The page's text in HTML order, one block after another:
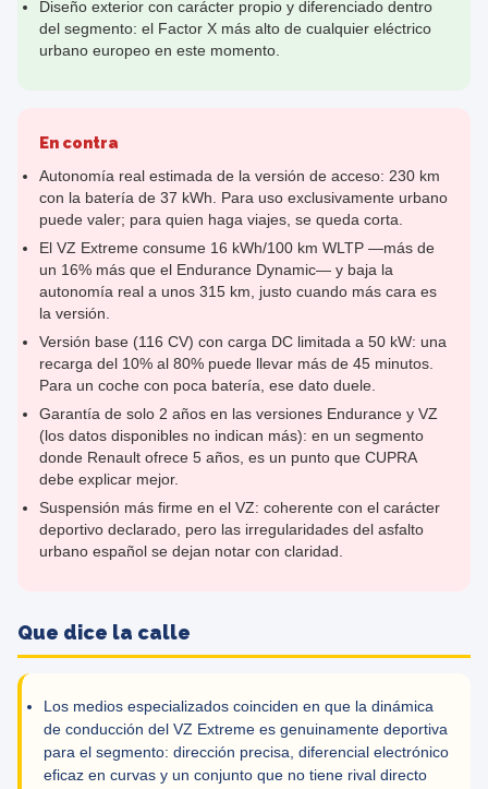
Diseño exterior con carácter propio y diferenciado dentro
del segmento: el Factor X más alto de cualquier eléctrico
urbano europeo en este momento.
En contra
Autonomía real estimada de la versión de acceso: 230 km
con la batería de 37 kWh. Para uso exclusivamente urbano
puede valer; para quien haga viajes, se queda corta.
El VZ Extreme consume 16 kWh/100 km WLTP —más de
un 16% más que el Endurance Dynamic— y baja la
autonomía real a unos 315 km, justo cuando más cara es
la versión.
Versión base (116 CV) con carga DC limitada a 50 kW: una
recarga del 10% al 80% puede llevar más de 45 minutos.
Para un coche con poca batería, ese dato duele.
Garantía de solo 2 años en las versiones Endurance y VZ
(los datos disponibles no indican más): en un segmento
donde Renault ofrece 5 años, es un punto que CUPRA
debe explicar mejor.
Suspensión más firme en el VZ: coherente con el carácter
deportivo declarado, pero las irregularidades del asfalto
urbano español se dejan notar con claridad.
Que dice la calle
Los medios especializados coinciden en que la dinámica
de conducción del VZ Extreme es genuinamente deportiva
para el segmento: dirección precisa, diferencial electrónico
eficaz en curvas y un conjunto que no tiene rival directo